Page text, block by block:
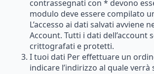
contrassegnati con * devono
modulo deve essere compilato
L’accesso ai dati salvati avviene
Account. Tutti i dati dell’account
crittografati e protetti.
I tuoi dati Per effettuare un
indicare l’indirizzo al quale verrà